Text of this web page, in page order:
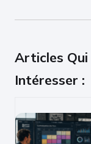
Articles
Intéresser :